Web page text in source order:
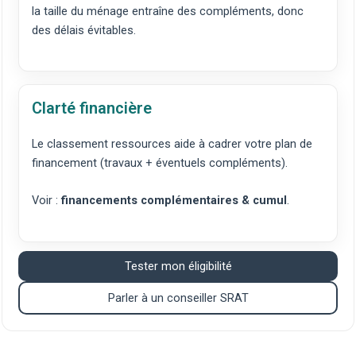
la taille du ménage entraîne des compléments, donc
des délais évitables.
Clarté financière
Le classement ressources aide à cadrer votre plan de
financement (travaux + éventuels compléments).
Voir :financements complémentaires & cumul.
Tester mon éligibilité
Parler à un conseiller SRAT